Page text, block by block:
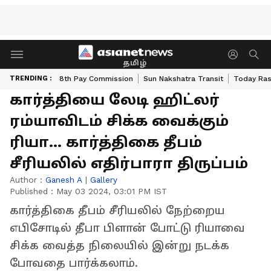
தமிழ்
TRENDING : 8th Pay Commission Sun Nakshatra Transit Today
கார்த்தியை லேடி ஹிட்லர்
ரம்யாவிடம் சிக்க வைக்கும்
ரியா... கார்த்திகை தீபம்
சீரியலில் எதிர்பாரா திருப்பம்
Author : Ganesh A | Gallery
Published : May 03 2024, 03:01 PM IST
கார்த்திகை தீபம் சீரியலில் நேற்றைய
எபிசோடில் தீபா பிளான் போட்டு ரியாவை
சிக்க வைத்த நிலையில் இன்று நடக்க
போவதை பார்க்கலாம்.